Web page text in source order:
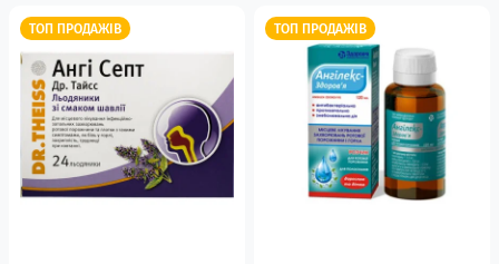
ТОП ПРОДАЖІВ ТОП ПРОДАЖІВ